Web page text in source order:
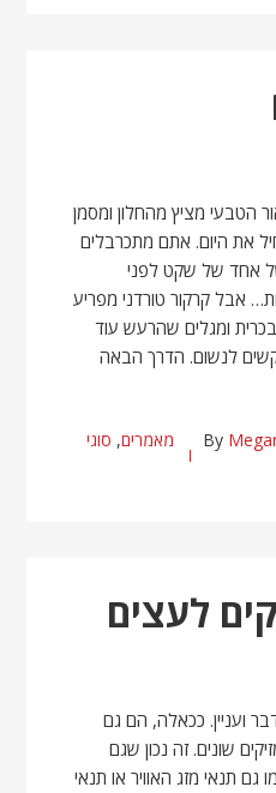
הטבעי מציץ מהחלון ומסמן
את היום. אתם מתכרבלים
אחד של שקט לפני
אבל קרקור טורדני מפריע
ומגלים שהרעש עוד
לנשום. הדרך הבאה
By מאמרים, סוגי
לעצים
ועניין. ככאלה, הם גם
שונים. זה נכון שגם
תנאי מזג האוויר או תנאי